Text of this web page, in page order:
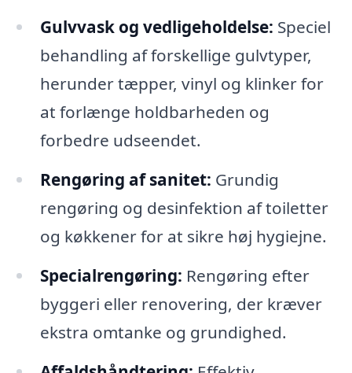
Gulvvask og vedligeholdelse: Speciel
behandling af forskellige gulvtyper,
herunder tæpper, vinyl og klinker for
at forlænge holdbarheden og
forbedre udseendet.
Rengøring af sanitet: Grundig
rengøring og desinfektion af toiletter
og køkkener for at sikre høj hygiejne.
Specialrengøring: Rengøring efter
byggeri eller renovering, der kræver
ekstra omtanke og grundighed.